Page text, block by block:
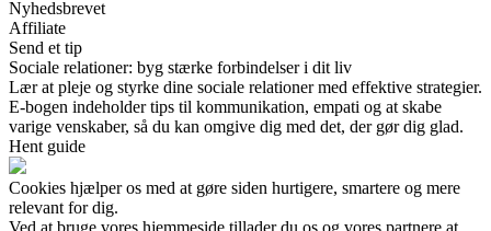
Nyhedsbrevet
Affiliate
Send et tip
Sociale relationer: byg stærke forbindelser i dit liv
Lær at pleje og styrke dine sociale relationer med effektive strategier.
E-bogen indeholder tips til kommunikation, empati og at skabe
varige venskaber, så du kan omgive dig med det, der gør dig glad.
Hent guide
Cookies hjælper os med at gøre siden hurtigere, smartere og mere
relevant for dig.
Ved at bruge vores hjemmeside tillader du os og vores partnere at